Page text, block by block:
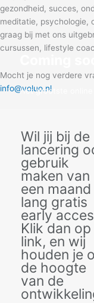
Het grootste online
gezondheid, succes,
meditatie, psychologie,
graag bij met ons
cursussen, lifestyle
Mocht je nog verdere
info@voluo.nl
Wil jij bij de
lancering
gebruik
maken van
een maand
lang gratis
early
Klik dan
link, en wij
houden je
de hoogte
van de